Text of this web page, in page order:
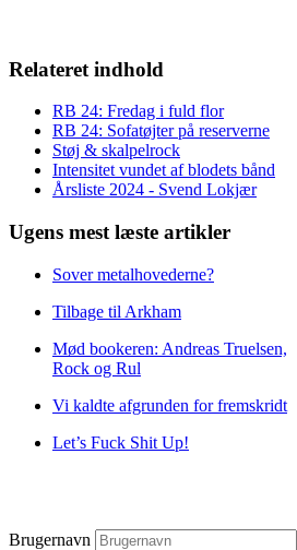
Relateret indhold
RB 24: Fredag i fuld flor
RB 24: Sofatøjter på reserverne
Støj & skalpelrock
Intensitet vundet af blodets bånd
Årsliste 2024 - Svend Lokjær
Ugens mest læste artikler
Sover metalhovederne?
Tilbage til Arkham
Mød bookeren: Andreas Truelsen,
Rock og Rul
Vi kaldte afgrunden for fremskridt
Let’s Fuck Shit Up!
Brugernavn